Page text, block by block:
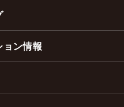
ョン情報